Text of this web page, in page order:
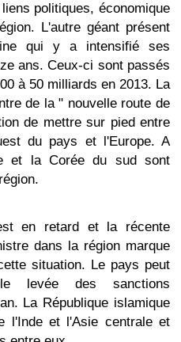
politiques, économique
L'autre géant présent
qui y a intensifié ses
ans. Ceux-ci sont passés
à 50 milliards en 2013. La
de la " nouvelle route de
de mettre sur pied entre
du pays et l'Europe. A
et la Corée du sud sont
en retard et la récente
dans la région marque
situation. Le pays peut
levée des sanctions
La République islamique
l'Inde et l'Asie centrale et